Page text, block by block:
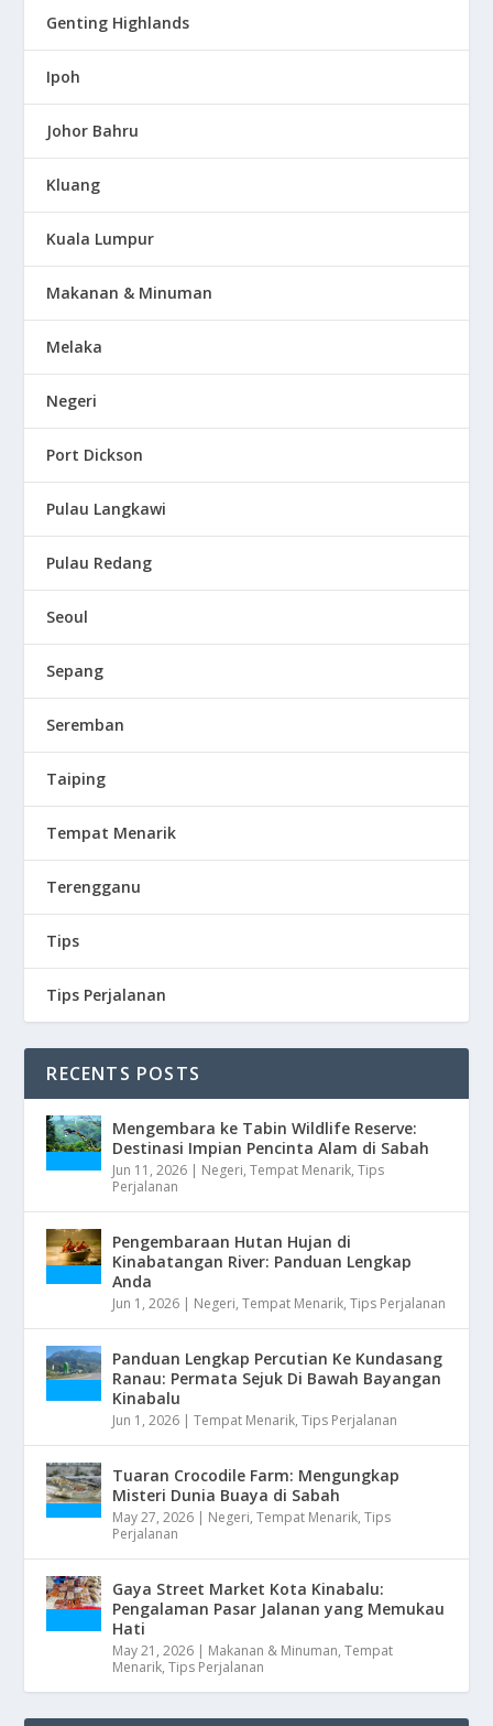
Genting Highlands
Ipoh
Johor Bahru
Kluang
Kuala Lumpur
Makanan & Minuman
Melaka
Negeri
Port Dickson
Pulau Langkawi
Pulau Redang
Seoul
Sepang
Seremban
Taiping
Tempat Menarik
Terengganu
Tips
Tips Perjalanan
RECENTS POSTS
Mengembara ke Tabin Wildlife Reserve:
Destinasi Impian Pencinta Alam di Sabah
Jun 11, 2026 | Negeri,Tempat Menarik,Tips
Perjalanan
Pengembaraan Hutan Hujan di
Kinabatangan River: Panduan Lengkap
Anda
Jun 1, 2026 | Negeri,Tempat Menarik,Tips Perjalanan
Panduan Lengkap Percutian Ke Kundasang
Ranau: Permata Sejuk Di Bawah Bayangan
Kinabalu
Jun 1, 2026 |Tempat Menarik,Tips Perjalanan
Tuaran Crocodile Farm: Mengungkap
Misteri Dunia Buaya di Sabah
May 27, 2026 | Negeri,Tempat Menarik,Tips
Perjalanan
Gaya Street Market Kota Kinabalu:
Pengalaman Pasar Jalanan yang Memukau
Hati
May 21, 2026 | Makanan & Minuman,Tempat
Menarik,Tips Perjalanan